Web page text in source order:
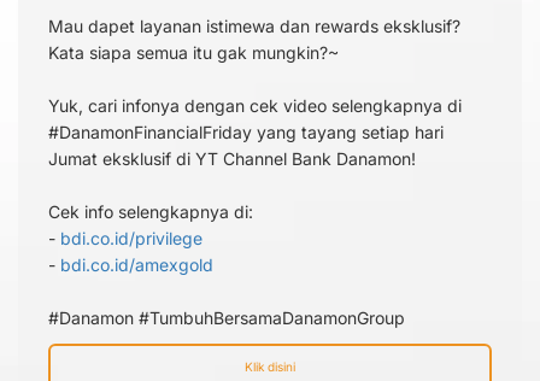
Mau dapet layanan istimewa dan rewards eksklusif?
Kata siapa semua itu gak mungkin?~
Yuk, cari infonya dengan cek video selengkapnya di
#DanamonFinancialFriday yang tayang setiap hari
Jumat eksklusif di YT Channel Bank Danamon!
Cek info selengkapnya di:
- bdi.co.id/privilege
- bdi.co.id/amexgold
#Danamon #TumbuhBersamaDanamonGroup
Klik disini